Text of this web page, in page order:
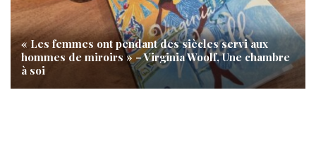
« Les femmes ont pendant des siècles servi aux
hommes de miroirs » – Virginia Woolf, Une chambre
à soi